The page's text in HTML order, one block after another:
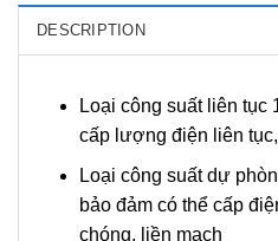
DESCRIPTION
Loại công suất liên tục
cấp lượng điện liên
Loại công suất dự
bảo đảm có thể cấp
chóng, liền mạch